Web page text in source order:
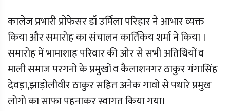
कालेज प्रभारी प्रोफेसर डॉ उर्मिला परिहार ने आभार व्यक्त
किया और समारोह का संचालन कार्तिकेय शर्मा ने किया ।
समारोह में भामाशाह परिवार की ओर से सभी अतिथियों व
माली समाज परगनो के प्रमुखों व कैलाशनगर ठाकुर गंगासिंह
देवड़ा,झाड़ोलीवीर ठाकुर सहित अनेक गावो से पधारे प्रमुख
लोगो का साफा पहनाकर स्वागत किया गया।